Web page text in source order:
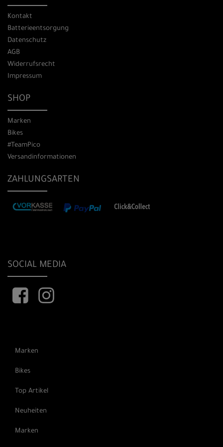
Kontakt
Batterieentsorgung
Datenschutz
AGB
Widerrufsrecht
Impressum
SHOP
Marken
Bikes
#TeamPico
Versandinformationen
ZAHLUNGSARTEN
SOCIAL MEDIA
Marken
Bikes
Top Artikel
Neuheiten
Marken